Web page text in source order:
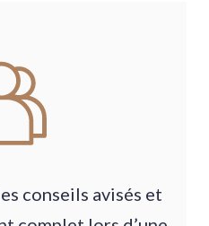
conseils avisés et